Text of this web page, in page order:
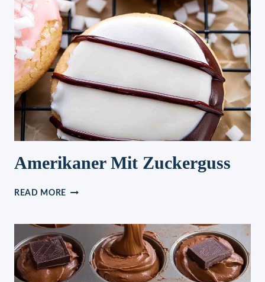
5
MINUTEN
Amerikaner Mit Zuckerguss
READ MORE AMERIKANER